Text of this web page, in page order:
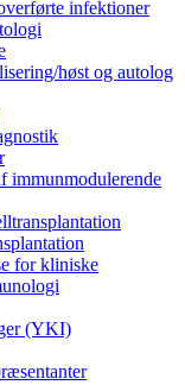
infektioner
høst og autolog
immunmodulerende
for kliniske
(YKI)